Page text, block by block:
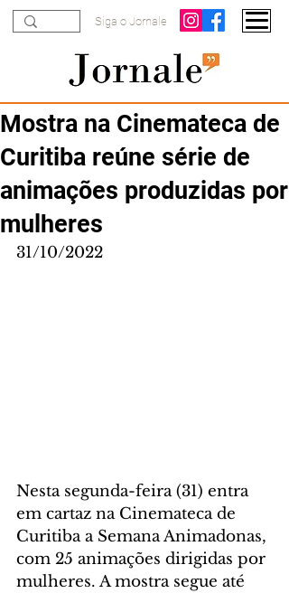
Siga o Jornale
Mostra na Cinemateca de
Curitiba reúne série de
animações produzidas por
mulheres
31/10/2022
Nesta segunda-feira (31) entra
em cartaz na Cinemateca de
Curitiba a Semana Animadonas,
com 25 animações dirigidas por
mulheres. A mostra segue até